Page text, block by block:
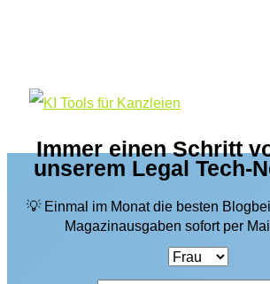
Immer einen Schritt
unserem Legal Tech-
💡 Einmal im Monat die besten
Magazinausgaben sofort per